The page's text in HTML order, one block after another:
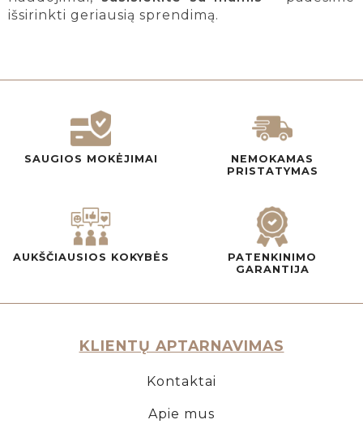
išsirinkti geriausią sprendimą.
SAUGIOS MOKĖJIMAI
NEMOKAMAS
PRISTATYMAS
AUKŠČIAUSIOS KOKYBĖS
PATENKINIMO
GARANTIJA
KLIENTŲ APTARNAVIMAS
Kontaktai
Apie mus